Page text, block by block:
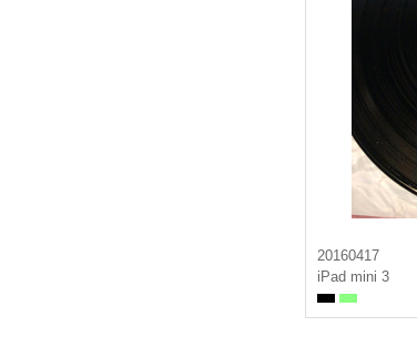
20160417
iPad mini 3